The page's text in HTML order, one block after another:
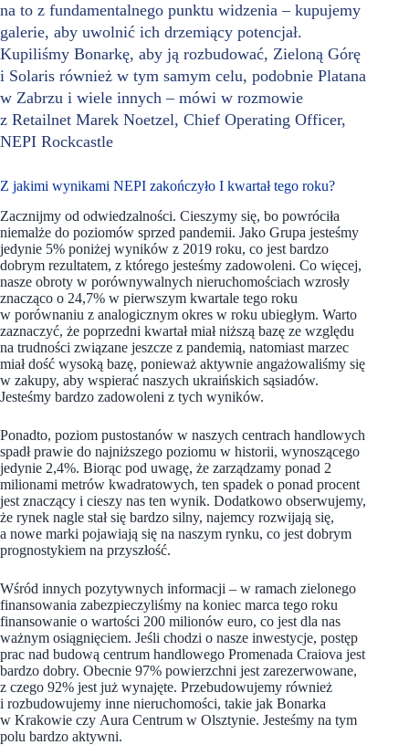
na to z fundamentalnego punktu widzenia – kupujemy
galerie, aby uwolnić ich drzemiący potencjał.
Kupiliśmy Bonarkę, aby ją rozbudować, Zieloną Górę
i Solaris również w tym samym celu, podobnie Platana
w Zabrzu i wiele innych – mówi w rozmowie
z Retailnet Marek Noetzel, Chief Operating Officer,
NEPI Rockcastle
Z jakimi wynikami NEPI zakończyło I kwartał tego roku?
Zacznijmy od odwiedzalności. Cieszymy się, bo powróciła
niemalże do poziomów sprzed pandemii. Jako Grupa jesteśmy
jedynie 5% poniżej wyników z 2019 roku, co jest bardzo
dobrym rezultatem, z którego jesteśmy zadowoleni. Co więcej,
nasze obroty w porównywalnych nieruchomościach wzrosły
znacząco o 24,7% w pierwszym kwartale tego roku
w porównaniu z analogicznym okres w roku ubiegłym. Warto
zaznaczyć, że poprzedni kwartał miał niższą bazę ze względu
na trudności związane jeszcze z pandemią, natomiast marzec
miał dość wysoką bazę, ponieważ aktywnie angażowaliśmy się
w zakupy, aby wspierać naszych ukraińskich sąsiadów.
Jesteśmy bardzo zadowoleni z tych wyników.
Ponadto, poziom pustostanów w naszych centrach handlowych
spadł prawie do najniższego poziomu w historii, wynoszącego
jedynie 2,4%. Biorąc pod uwagę, że zarządzamy ponad 2
milionami metrów kwadratowych, ten spadek o ponad procent
jest znaczący i cieszy nas ten wynik. Dodatkowo obserwujemy,
że rynek nagle stał się bardzo silny, najemcy rozwijają się,
a nowe marki pojawiają się na naszym rynku, co jest dobrym
prognostykiem na przyszłość.
Wśród innych pozytywnych informacji – w ramach zielonego
finansowania zabezpieczyliśmy na koniec marca tego roku
finansowanie o wartości 200 milionów euro, co jest dla nas
ważnym osiągnięciem. Jeśli chodzi o nasze inwestycje, postęp
prac nad budową centrum handlowego Promenada Craiova jest
bardzo dobry. Obecnie 97% powierzchni jest zarezerwowane,
z czego 92% jest już wynajęte. Przebudowujemy również
i rozbudowujemy inne nieruchomości, takie jak Bonarka
w Krakowie czy Aura Centrum w Olsztynie. Jesteśmy na tym
polu bardzo aktywni.